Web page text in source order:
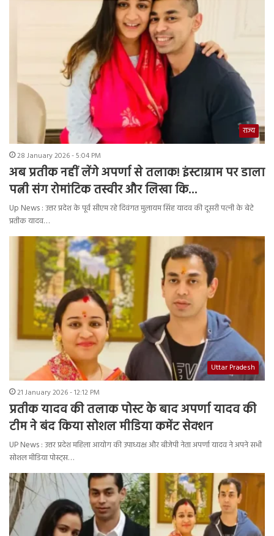
राज्य
28 January 2026 - 5:04 PM
अब प्रतीक नहीं लेंगे अपर्णा से तलाक! इंस्टाग्राम पर डाला
पत्नी संग रोमांटिक तस्वीर और लिखा कि…
Up News : उत्तर प्रदेश के पूर्व सीएम रहे दिवंगत मुलायम सिंह यादव की दूसरी पत्‍नी के बेटे
प्रतीक यादव…
Uttar Pradesh
21 January 2026 - 12:12 PM
प्रतीक यादव की तलाक पोस्ट के बाद अपर्णा यादव की
टीम ने बंद किया सोशल मीडिया कमेंट सेक्शन
UP News : उत्तर प्रदेश महिला आयोग की उपाध्यक्ष और बीजेपी नेता अपर्णा यादव ने अपने सभी
सोशल मीडिया पोस्ट्स…